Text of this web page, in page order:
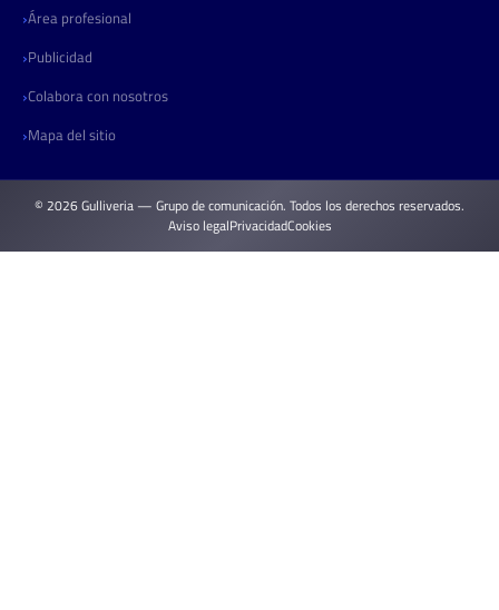
Área profesional
Publicidad
Colabora con nosotros
Mapa del sitio
© 2026 Gulliveria — Grupo de comunicación. Todos los derechos reservados.
Aviso legalPrivacidadCookies